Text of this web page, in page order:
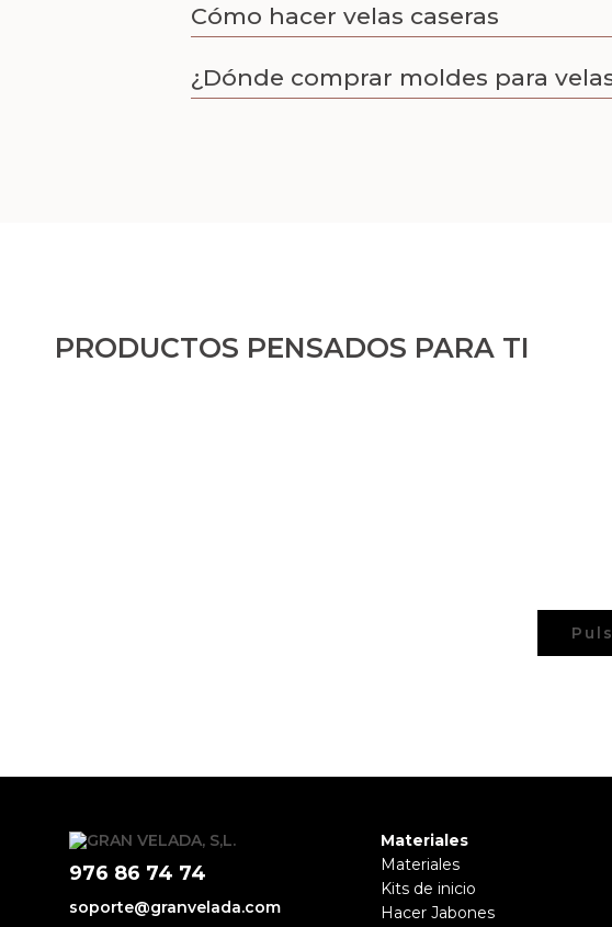
Cómo hacer velas caseras
¿Dónde comprar moldes para
PRODUCTOS PENSADOS PARA TI
976 86 74 74
soporte@granvelada.com
Materiales
Materiales
Kits de inicio
Hacer Jabones